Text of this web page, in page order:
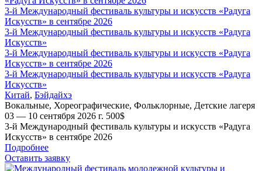
3-й Международный фестиваль культуры и искусств «Радуга
Искусств» в сентябре 2026
3-й Международный фестиваль культуры и искусств «Радуга
Искусств»
3-й Международный фестиваль культуры и искусств «Радуга
Искусств» в сентябре 2026
3-й Международный фестиваль культуры и искусств «Радуга
Искусств»
Китай, Бэйдайхэ
Вокальные, Хореографические, Фольклорные, Детские лагеря
03 — 10 сентября 2026 г. 500$
3-й Международный фестиваль культуры и искусств «Радуга
Искусств» в сентябре 2026
Подробнее
Оставить заявку